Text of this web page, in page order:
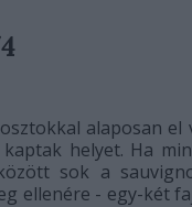
alaposan el
helyet. Ha
sok a
ellenére - egy-két